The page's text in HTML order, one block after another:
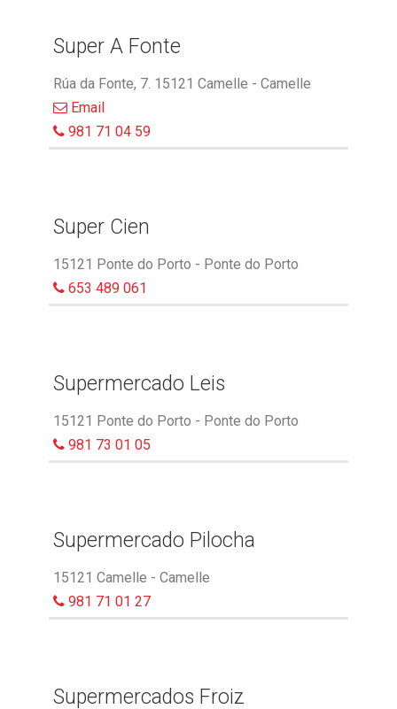
Super A Fonte
Rúa da Fonte, 7. 15121 Camelle - Camelle
Email
981 71 04 59
Super Cien
15121 Ponte do Porto - Ponte do Porto
653 489 061
Supermercado Leis
15121 Ponte do Porto - Ponte do Porto
981 73 01 05
Supermercado Pilocha
15121 Camelle - Camelle
981 71 01 27
Supermercados Froiz